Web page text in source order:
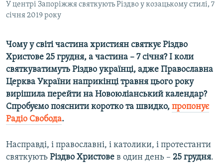
У центрі Запоріжжя святкують Різдво у козацькому стилі, 7
січня 2019 року
Чому у світі частина християн святкує Різдво
Христове 25 грудня, а частина – 7 січня? І коли
святкуватимуть Різдво українці, адже Православна
Церква України наприкінці травня цього року
вирішила перейти на Новоюліанський календар?
Спробуємо пояснити коротко та швидко, пропонує
Радіо Свобода.
Насправді, і православні, і католики, і протестанти
святкують Різдво Христове в один день – 25 грудня.